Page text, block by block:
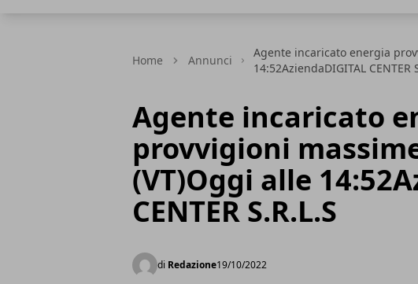
Home Annunci
Agente incaricato energia
14:52AziendaDIGITAL CENTER
Agente incaricato
provvigioni
(VT)Oggi alle
CENTER S.R.L.S
di Redazione19/10/2022